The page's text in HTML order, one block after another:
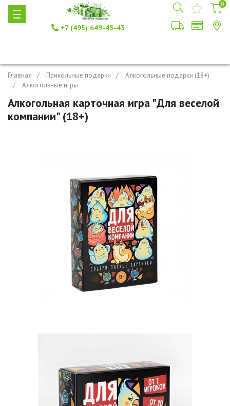
+7 (495) 649-45-43
0
Главная Прикольные подарки
Алкогольные подарки (18+)
Алкогольные игры
Алкогольная карточная игра "Для веселой
компании" (18+)